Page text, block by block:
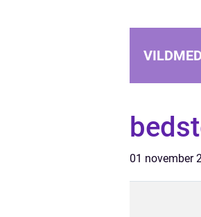
01 november